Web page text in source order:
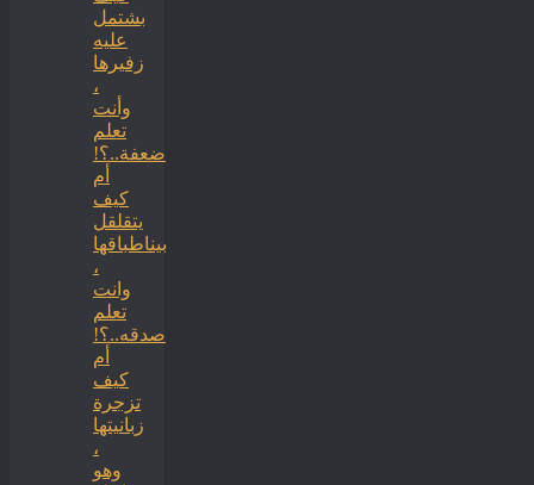
بشتمل
عليه
زفيرها
،
وأنت
تعلم
ضعفة..؟!
أم
كيف
يتقلقل
بيناطباقها
،
وانت
تعلم
صدقه..؟!
أم
كيف
تزجرة
زبانيتها
،
وهو